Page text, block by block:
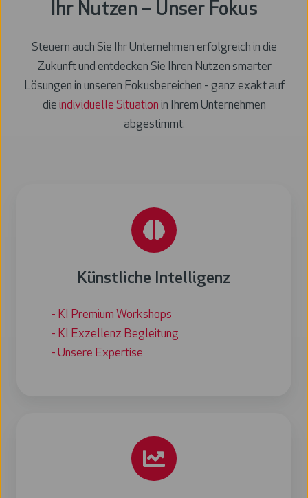
Ihr Nutzen – Unser Fokus
Steuern auch Sie Ihr Unternehmen erfolgreich in die
Zukunft und entdecken Sie Ihren Nutzen smarter
Lösungen in unseren Fokusbereichen - ganz exakt auf
die individuelle Situation in Ihrem Unternehmen
abgestimmt.
Künstliche Intelligenz
- KI Premium Workshops
- KI Exzellenz Begleitung
- Unsere Expertise